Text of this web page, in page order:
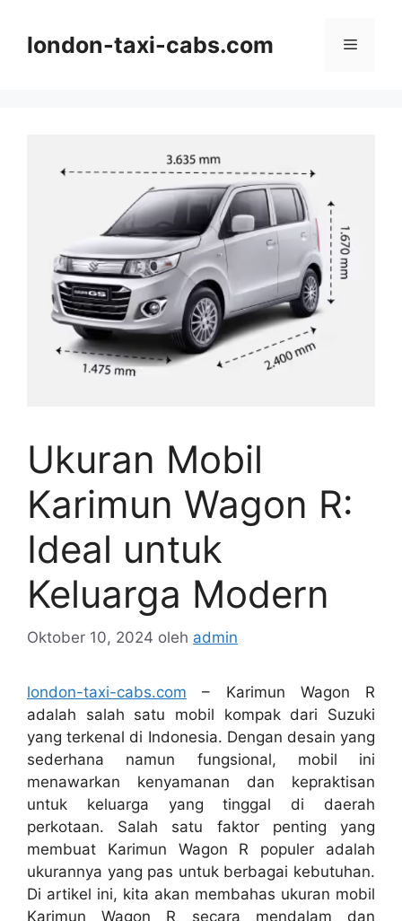
london-taxi-cabs.com Menu
Ukuran Mobil
Karimun Wagon R:
Ideal untuk
Keluarga Modern
Oktober 10, 2024 oleh admin
london-taxi-cabs.com – Karimun Wagon R
adalah salah satu mobil kompak dari Suzuki
yang terkenal di Indonesia. Dengan desain yang
sederhana namun fungsional, mobil ini
menawarkan kenyamanan dan kepraktisan
untuk keluarga yang tinggal di daerah
perkotaan. Salah satu faktor penting yang
membuat Karimun Wagon R populer adalah
ukurannya yang pas untuk berbagai kebutuhan.
Di artikel ini, kita akan membahas ukuran mobil
Karimun Wagon R secara mendalam dan